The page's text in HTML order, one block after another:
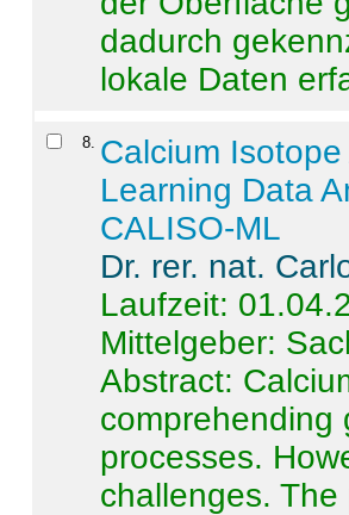
dadurch
lokale Daten
8 Calcium
Learning Data
CALISO-ML
Dr. rer. nat.
Laufzeit:
Mittelgeber:
Abstract:
comprehending
processes.
challenges. The